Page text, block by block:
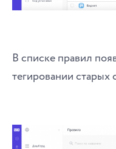
В списке правил
тегировании старых